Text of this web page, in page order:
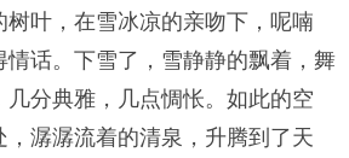
树叶，在雪冰凉的亲吻下，呢喃
话。下雪了，雪静静的飘着，舞
分典雅，几点惆怅。如此的空
，潺潺流着的清泉，升腾到了天